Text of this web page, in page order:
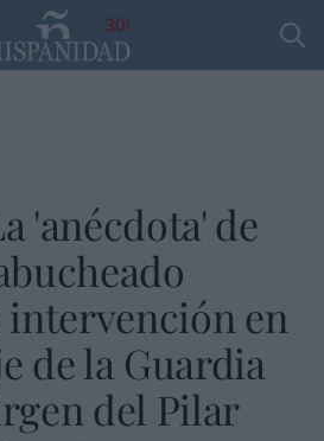
30
'anécdota' de
en
de la Guardia
del Pilar